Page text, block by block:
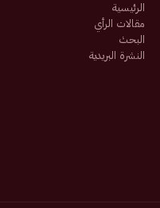
الرئيسية
مقالات الرأي
البحث
النشرة البريدية